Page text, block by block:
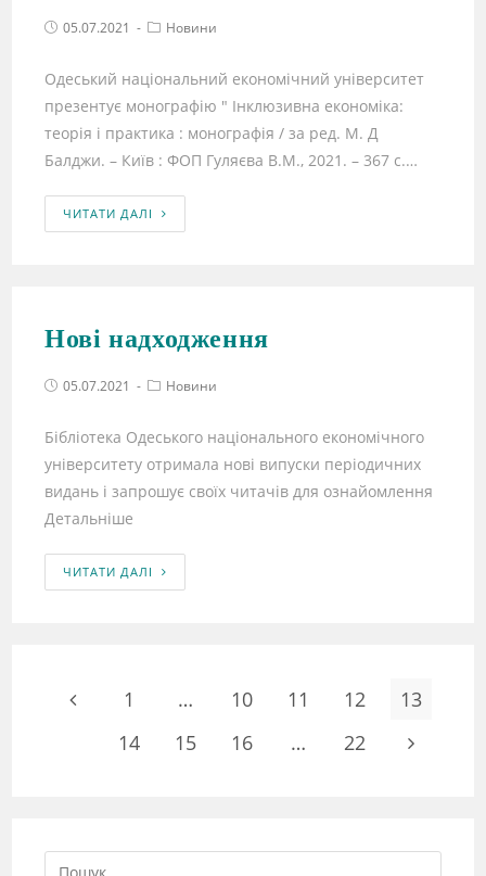
05.07.2021 Новини
Одеський національний економічний університет
презентує монографію " Інклюзивна економіка:
теорія і практика : монографія / за ред. М. Д
Балджи. – Київ : ФОП Гуляєва В.М., 2021. – 367 с.…
ЧИТАТИ ДАЛІ
Нові надходження
05.07.2021 Новини
Бібліотека Одеського національного економічного
університету отримала нові випуски періодичних
видань і запрошує своїх читачів для ознайомлення
Детальніше
ЧИТАТИ ДАЛІ
1 … 10 11 12
13
14
15 16 … 22